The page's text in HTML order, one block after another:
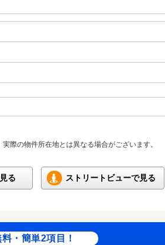
際の物件所在地とは異なる場合がございます。
る ストリートビューで見る
料・簡単2項目！